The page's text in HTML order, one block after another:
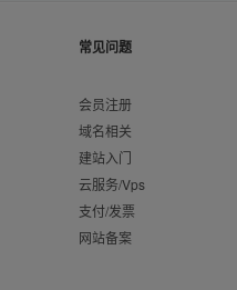
常见问题
会员注册
域名相关
建站入门
云服务/Vps
支付/发票
网站备案